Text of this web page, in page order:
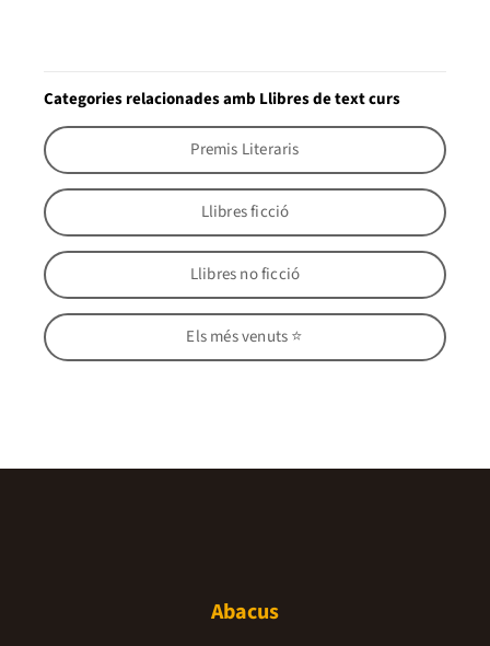
Categories relacionades amb Llibres de text curs
Premis Literaris
Llibres ficció
Llibres no ficció
Els més venuts ⭐
Abacus